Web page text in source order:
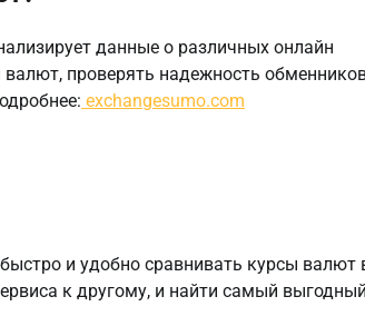
данные о различных онлайн
проверять надежность
exchangesumo.com
и удобно сравнивать курсы валют
к другому, и найти самый выгодный